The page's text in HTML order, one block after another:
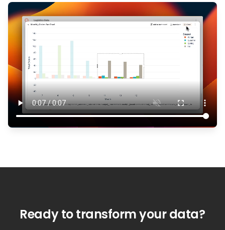
Ready to transform your data?